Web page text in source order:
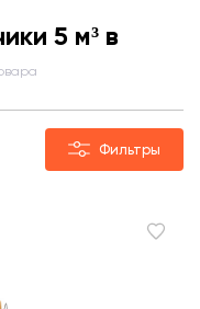
5 м³ в
Фильтры